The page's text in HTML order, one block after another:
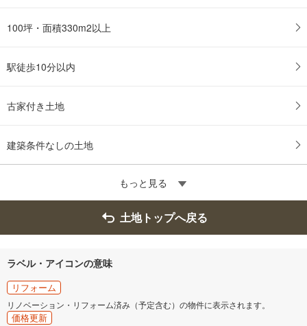
100坪・面積330m2以上
駅徒歩10分以内
古家付き土地
建築条件なしの土地
もっと見る
土地トップへ戻る
ラベル・アイコンの意味
リフォーム
リノベーション・リフォーム済み（予定含む）の物件に表示されます。
価格更新